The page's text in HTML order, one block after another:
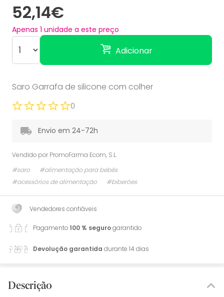
52,14€
Apenas 1 unidade a este preço
Adicionar
Saro Garrafa de silicone com colher
0
Envio em 24-72h
Vendido por PromoFarma Ecom, S.L.
#saro
#alimentação para bebés
#acessórios de alimentação
#biberões
Vendedores confiáveis
Pagamento100 % segurogarantido
Devolução garantida durante 14 dias
Descrição